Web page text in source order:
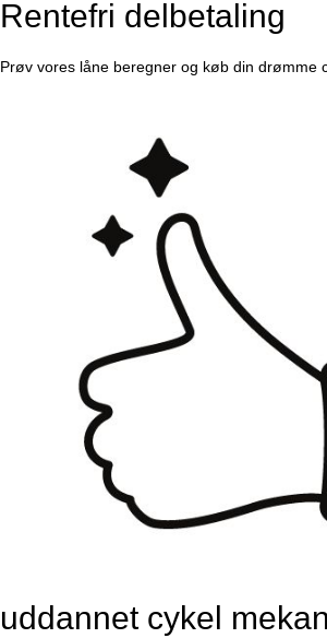
Rentefri delbetaling
Prøv vores låne beregner og køb din drømme
uddannet cykel